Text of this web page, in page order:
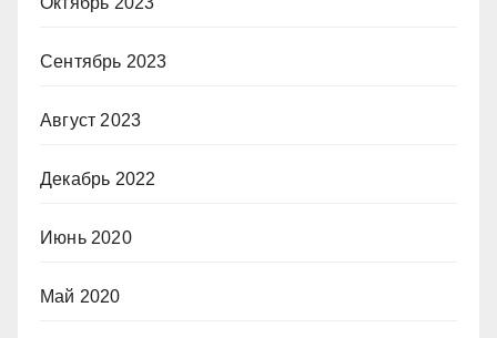
Сентябрь 2023
Август 2023
Декабрь 2022
Июнь 2020
Май 2020